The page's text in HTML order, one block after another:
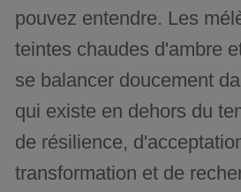
pouvez entendre. Les
teintes chaudes d'ambre
se balancer doucement
qui existe en dehors du
de résilience,
transformation et de